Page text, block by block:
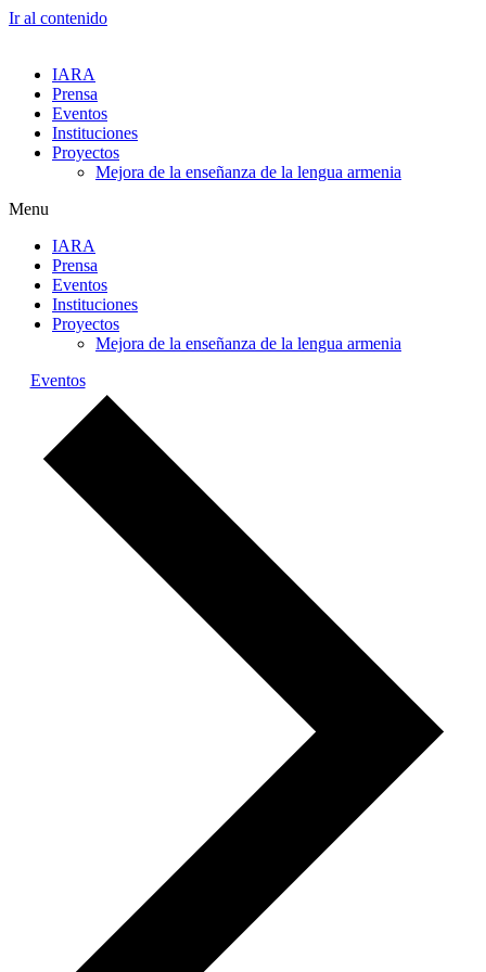
Ir al contenido
IARA
Prensa
Eventos
Instituciones
Proyectos
Mejora de la enseñanza de la lengua armenia
Menu
IARA
Prensa
Eventos
Instituciones
Proyectos
Mejora de la enseñanza de la lengua armenia
Eventos